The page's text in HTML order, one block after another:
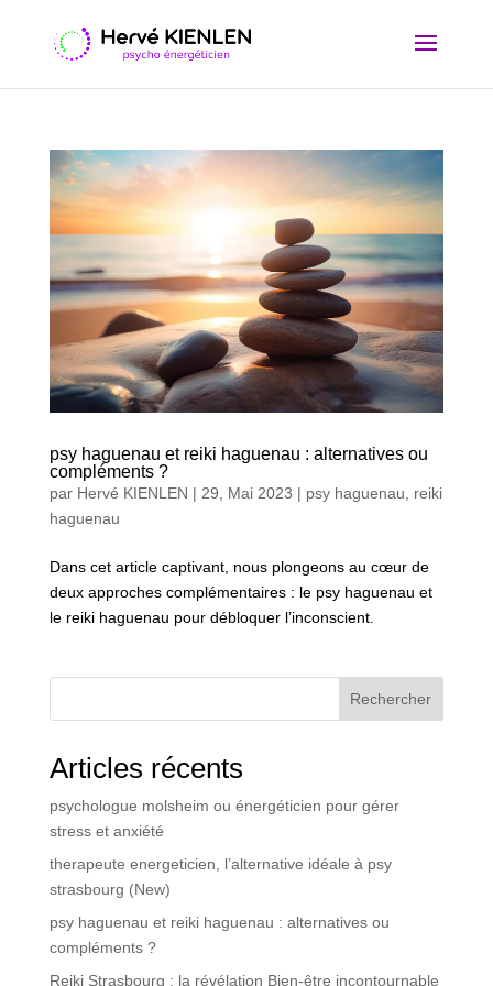
psy haguenau et reiki haguenau : alternatives ou
compléments ?
par Hervé KIENLEN | 29, Mai 2023 | psy haguenau
reiki
haguenau
Dans cet article captivant, nous plongeons au cœur de
deux approches complémentaires : le psy haguenau et
le reiki haguenau pour débloquer l’inconscient.
Rechercher
Articles récents
psychologue molsheim ou énergéticien pour gérer
stress et anxiété
therapeute energeticien, l’alternative idéale à psy
strasbourg (New)
psy haguenau et reiki haguenau : alternatives ou
compléments ?
Reiki Strasbourg : la révélation Bien-être incontournable